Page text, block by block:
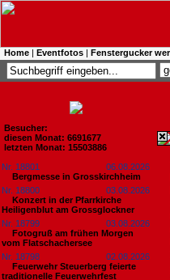
Home | Eventfotos | Fenstergucker
Besucher:
diesen Monat: 6691677
letzten Monat: 15503886
Nr. 18801
06.08.2026
Bergmesse in Grosskirchheim
Nr. 18800
03.08.2026
Konzert in der Pfarrkirche
Heiligenblut am Grossglockner
Nr. 18799
03.08.2026
Fotogruß am frühen Morgen
vom Flatschachersee
Nr. 18798
02.08.2026
Feuerwehr Steuerberg feierte
traditionelle Feuerwehrfest